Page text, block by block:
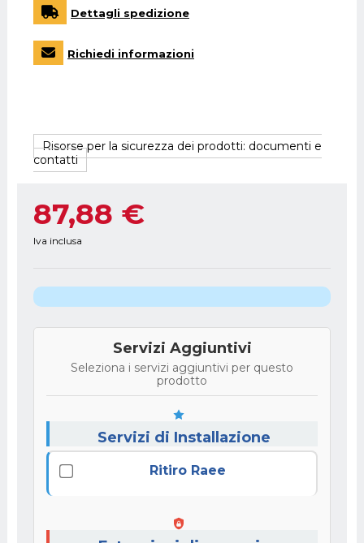
Dettagli spedizione
Richiedi informazioni
Risorse per la sicurezza dei prodotti: documenti e
contatti
87,88 €
Iva inclusa
Servizi Aggiuntivi
Seleziona i servizi aggiuntivi per questo
prodotto
Servizi di Installazione
Ritiro Raee